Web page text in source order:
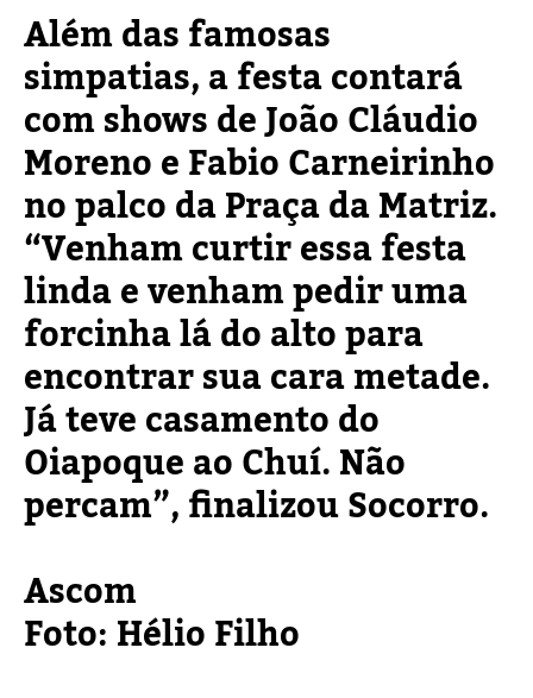
Além das famosas
simpatias, a festa contará
com shows de João Cláudio
Moreno e Fabio Carneirinho
no palco da Praça da Matriz.
“Venham curtir essa festa
linda e venham pedir uma
forcinha lá do alto para
encontrar sua cara metade.
Já teve casamento do
Oiapoque ao Chuí. Não
percam”, finalizou Socorro.
Ascom
Foto: Hélio Filho